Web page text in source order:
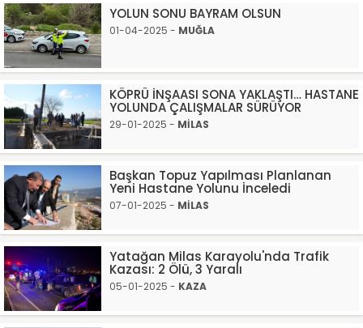
YOLUN SONU BAYRAM OLSUN
01-04-2025 - MUĞLA
KÖPRÜ İNŞAASI SONA YAKLAŞTI… HASTANE
YOLUNDA ÇALIŞMALAR SÜRÜYOR
29-01-2025 - MİLAS
Başkan Topuz Yapılması Planlanan
Yeni Hastane Yolunu İnceledi
07-01-2025 - MİLAS
Yatağan Milas Karayolu'nda Trafik
Kazası: 2 Ölü, 3 Yaralı
05-01-2025 - KAZA